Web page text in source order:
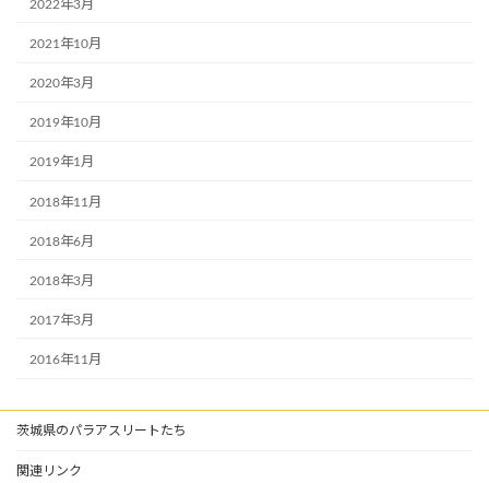
2022年3月
2021年10月
2020年3月
2019年10月
2019年1月
2018年11月
2018年6月
2018年3月
2017年3月
2016年11月
茨城県のパラアスリートたち
関連リンク